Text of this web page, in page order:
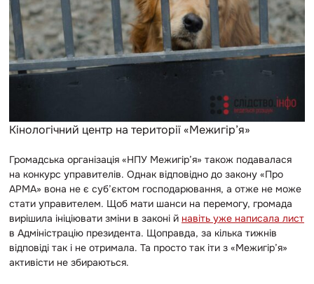
Кінологічний центр на території «Межигір’я»
Громадська організація «НПУ Межигір’я» також подавалася
на конкурс управителів. Однак відповідно до закону «Про
АРМА» вона не є суб’єктом господарювання, а отже не може
стати управителем. Щоб мати шанси на перемогу, громада
вирішила ініціювати зміни в законі й навіть уже написала лист
в Адміністрацію президента. Щоправда, за кілька тижнів
відповіді так і не отримала. Та просто так іти з «Межигір’я»
активісти не збираються.